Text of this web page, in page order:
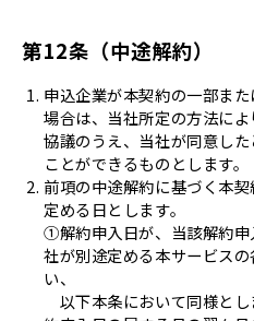
第12条（中途解約）
申込企業が本契約の一部ま
場合は、当社所定の方法に
協議のうえ、当社が同意し
ことができるものとします。
前項の中途解約に基づく本
定める日とします。
①解約申入日が、当該解約
社が別途定める本サービス
い、
以下本条において同様と